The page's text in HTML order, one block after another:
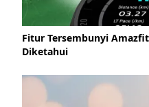
Fitur Tersembunyi
Diketahui